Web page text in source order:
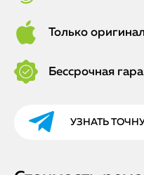
Только
Бессрочная
УЗНАТЬ